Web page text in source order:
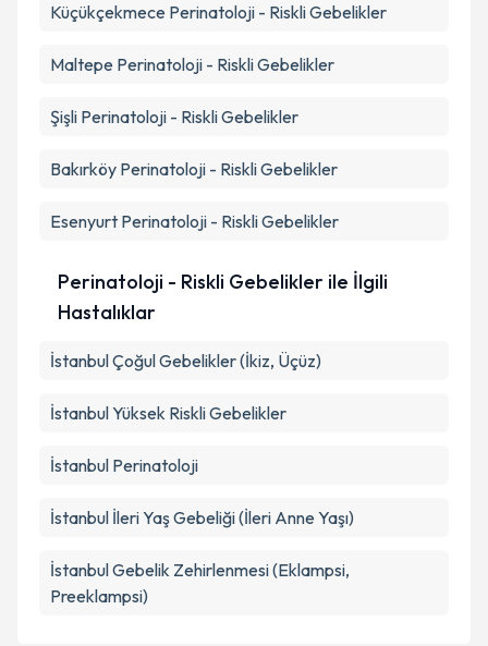
Küçükçekmece Perinatoloji - Riskli Gebelikler
Maltepe Perinatoloji - Riskli Gebelikler
Şişli Perinatoloji - Riskli Gebelikler
Bakırköy Perinatoloji - Riskli Gebelikler
Esenyurt Perinatoloji - Riskli Gebelikler
Perinatoloji - Riskli Gebelikler ile İlgili
Hastalıklar
İstanbul Çoğul Gebelikler (İkiz, Üçüz)
İstanbul Yüksek Riskli Gebelikler
İstanbul Perinatoloji
İstanbul İleri Yaş Gebeliği (İleri Anne Yaşı)
İstanbul Gebelik Zehirlenmesi (Eklampsi,
Preeklampsi)